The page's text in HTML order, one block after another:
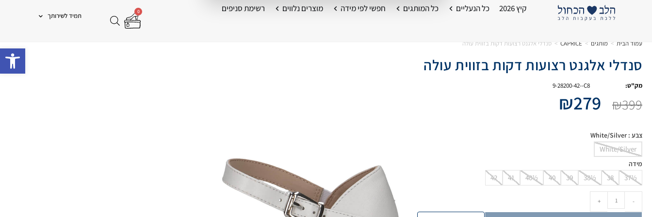
קיץ 2026 כל הנעליים כל המותגים חפשי לפי מידה מוצרים נלווים רשימת סניפים 0
תמיד לשירותך
עמוד הבית > מותגים >
CAPRICE
> סנדלי אלגנט רצועות דקות בזווית עולה
סנדלי אלגנט רצועות דקות בזווית עולה
מק"ט: 9-28200-42--C8
₪399
₪279
צבע : White/Silver
White/Silver
מידה
37½
38
38½
39
40
40½
41
42
-
+